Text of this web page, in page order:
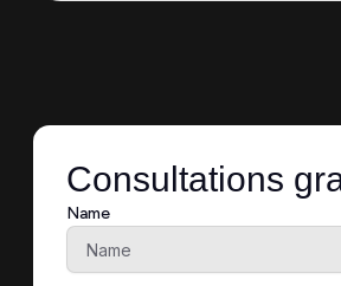
Consultations
Name